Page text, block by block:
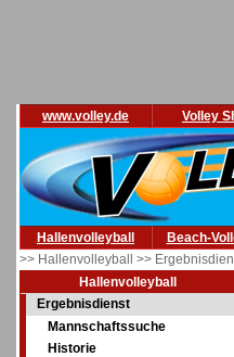
www.volley.de Volley
Hallenvolleyball Beach-
>> Hallenvolleyball >>
Hallenvolleyball
Ergebnisdienst
Mannschaftssuche
Historie